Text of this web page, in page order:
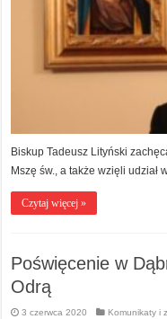
Biskup Tadeusz Lityński
Mszę św., a także wzięli udział
Czytaj więcej »
Poświęcenie w
Odrą
3 czerwca 2020 Komunikaty i